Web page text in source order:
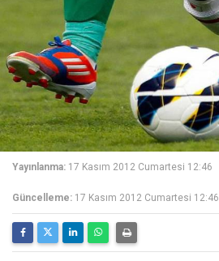
Yayınlanma: 17 Kasım 2012 Cumartesi 12:46
Güncelleme: 17 Kasım 2012 Cumartesi 12:46